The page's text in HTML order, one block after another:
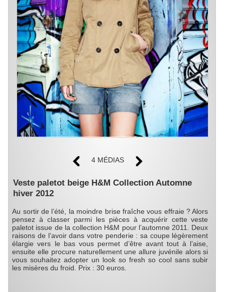
4 MÉDIAS
Veste paletot beige H&M Collection Automne
hiver 2012
Au sortir de l’été, la moindre brise fraîche vous effraie ? Alors
pensez à classer parmi les pièces à acquérir cette veste
paletot issue de la collection H&M pour l’automne 2011. Deux
raisons de l’avoir dans votre penderie : sa coupe légèrement
élargie vers le bas vous permet d’être avant tout à l’aise,
ensuite elle procure naturellement une allure juvénile alors si
vous souhaitez adopter un look so fresh so cool sans subir
les misères du froid. Prix : 30 euros.